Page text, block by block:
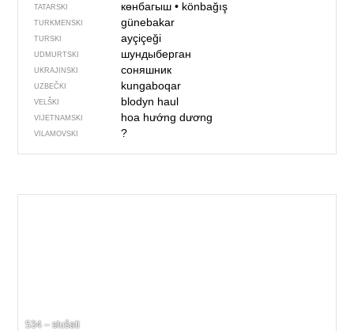
TATARSKI көнбагыш• könbağış
TURKMENSKI günebakar
TURSKI ayçiçeği
UDMURTSKI шундыберган
UKRAJINSKI соняшник
UZBEČKI kungaboqar
VELŠKI blodyn haul
VIJETNAMSKI hoa hướng dương
VILAMOVSKI ?
534 – slušati